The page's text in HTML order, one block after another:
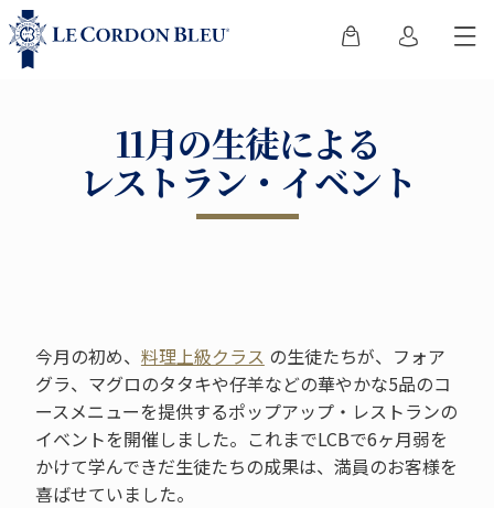
11月の生徒による
レストラン・イベント
今月の初め、 料理上級クラス の生徒たちが、フォア
グラ、マグロのタタキや仔羊などの華やかな5品のコ
ースメニューを提供するポップアップ・レストランの
イベントを開催しました。これまでLCBで6ヶ月弱を
かけて学んできだ生徒たちの成果は、満員のお客様を
喜ばせていました。